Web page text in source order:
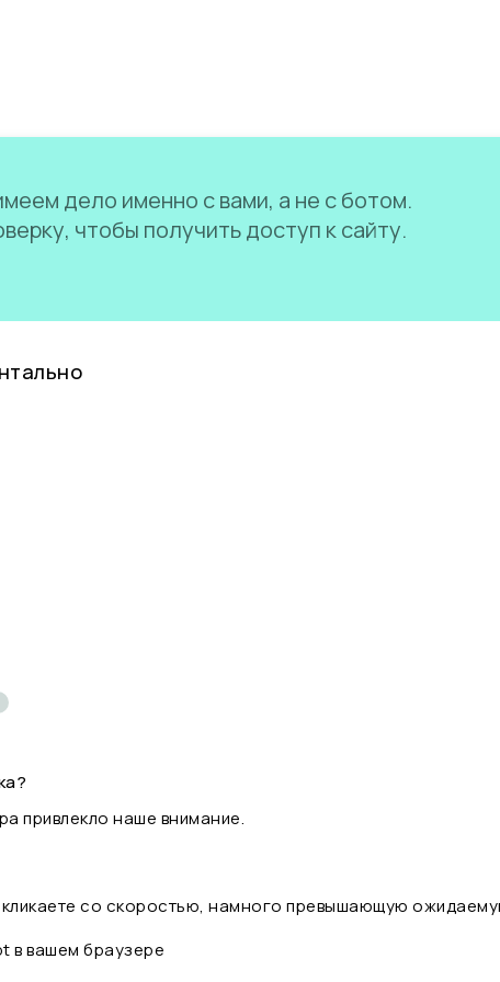
дело именно с вами, а не с ботом.
чтобы получить доступ к сайту.
привлекло наше внимание.
со скоростью, намного превышающую
в вашем браузере